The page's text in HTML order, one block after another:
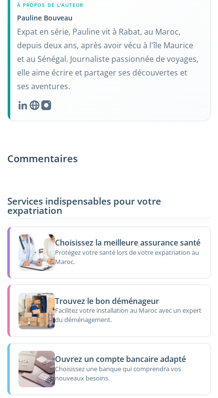
À PROPOS DE L'AUTEUR
Pauline Bouveau
Expat en série, Pauline vit à Rabat, au Maroc,
depuis deux ans, après avoir vécu à l'île Maurice
et au Sénégal. Journaliste passionnée de voyages,
elle aime écrire et partager ses découvertes et
ses aventures.
Commentaires
Services indispensables pour votre
expatriation
Choisissez la meilleure assurance santé
Protégez votre santé lors de votre expatriation au
Maroc.
Trouvez le bon déménageur
Facilitez votre installation au Maroc avec un expert
du déménagement.
Ouvrez un compte bancaire adapté
Choisissez une banque qui comprendra vos
nouveaux besoins.